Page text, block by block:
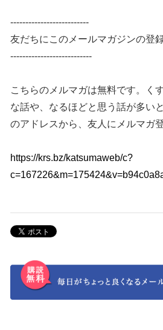
--------------------------
友だちにこのメールマガジンの登
---------------------------
こちらのメルマガは無料です。く
な話や、なるほどと思う話が多い
のアドレスから、友人にメルマガ
https://krs.bz/katsumaweb/c?